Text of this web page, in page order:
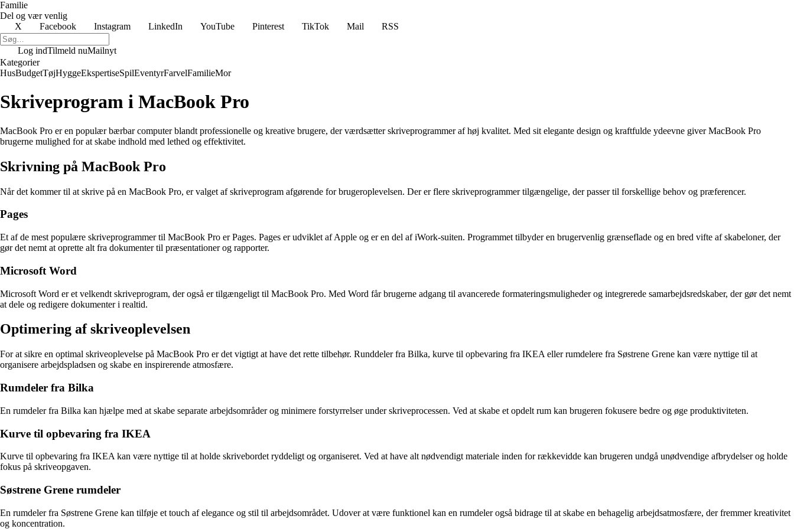
Familie
Del og vær venlig
X
Facebook Instagram LinkedIn YouTube Pinterest TikTok Mail RSS
Log indTilmeld nuMailnyt
Kategorier
HusBudgetTøjHyggeEkspertiseSpilEventyrFarvelFamilieMor
Skriveprogram i MacBook Pro
MacBook Pro er en populær bærbar computer blandt professionelle og kreative brugere, der værdsætter skriveprogrammer af høj kvalitet. Med sit elegante design og kraftfulde ydeevne giver MacBook Pro
brugerne mulighed for at skabe indhold med lethed og effektivitet.
Skrivning på MacBook Pro
Når det kommer til at skrive på en MacBook Pro, er valget af skriveprogram afgørende for brugeroplevelsen. Der er flere skriveprogrammer tilgængelige, der passer til forskellige behov og præferencer.
Pages
Et af de mest populære skriveprogrammer til MacBook Pro er Pages. Pages er udviklet af Apple og er en del af iWork-suiten. Programmet tilbyder en brugervenlig grænseflade og en bred vifte af skabeloner, der
gør det nemt at oprette alt fra dokumenter til præsentationer og rapporter.
Microsoft Word
Microsoft Word er et velkendt skriveprogram, der også er tilgængeligt til MacBook Pro. Med Word får brugerne adgang til avancerede formateringsmuligheder og integrerede samarbejdsredskaber, der gør det nemt
at dele og redigere dokumenter i realtid.
Optimering af skriveoplevelsen
For at sikre en optimal skriveoplevelse på MacBook Pro er det vigtigt at have det rette tilbehør. Runddeler fra Bilka, kurve til opbevaring fra IKEA eller rumdelere fra Søstrene Grene kan være nyttige til at
organisere arbejdspladsen og skabe en inspirerende atmosfære.
Rumdeler fra Bilka
En rumdeler fra Bilka kan hjælpe med at skabe separate arbejdsområder og minimere forstyrrelser under skriveprocessen. Ved at skabe et opdelt rum kan brugeren fokusere bedre og øge produktiviteten.
Kurve til opbevaring fra IKEA
Kurve til opbevaring fra IKEA kan være nyttige til at holde skrivebordet ryddeligt og organiseret. Ved at have alt nødvendigt materiale inden for rækkevidde kan brugeren undgå unødvendige afbrydelser og holde
fokus på skriveopgaven.
Søstrene Grene rumdeler
En rumdeler fra Søstrene Grene kan tilføje et touch af elegance og stil til arbejdsområdet. Udover at være funktionel kan en rumdeler også bidrage til at skabe en behagelig arbejdsatmosfære, der fremmer kreativitet
og koncentration.